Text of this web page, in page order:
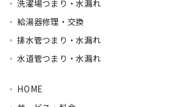
洗濯場つまり・水漏れ
給湯器修理・交換
排水管つまり・水漏れ
水道管つまり・水漏れ
HOME